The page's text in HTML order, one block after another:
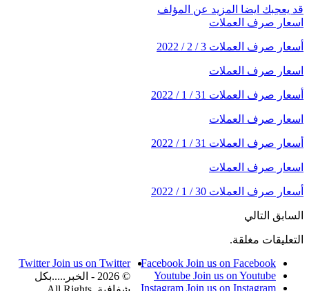
قد يعجبك ايضا المزيد عن المؤلف
اسعار صرف العملات
أسعار صرف العملات 3 / 2 / 2022
اسعار صرف العملات
أسعار صرف العملات 31 / 1 / 2022
اسعار صرف العملات
أسعار صرف العملات 31 / 1 / 2022
اسعار صرف العملات
أسعار صرف العملات 30 / 1 / 2022
السابق التالي
التعليقات مغلقة.
Facebook Join us on Facebook
Twitter Join us on Twitter
Youtube Join us on Youtube
Instagram Join us on Instagram
© 2026 - الخبر.....بكل